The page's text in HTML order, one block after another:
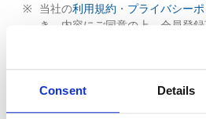
Consent Details
当社の利用規約 ・ プライバシー
き、内容にご同意の上、会員登